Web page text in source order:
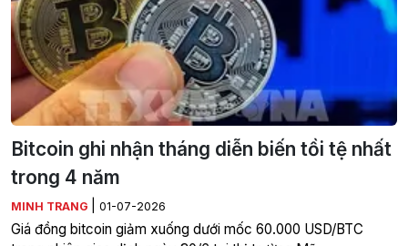
Bitcoin ghi nhận tháng diễn biến tồi tệ nhất
trong 4 năm
MINH TRANG 01-07-2026
Giá đồng bitcoin giảm xuống dưới mốc 60.000 USD/BTC